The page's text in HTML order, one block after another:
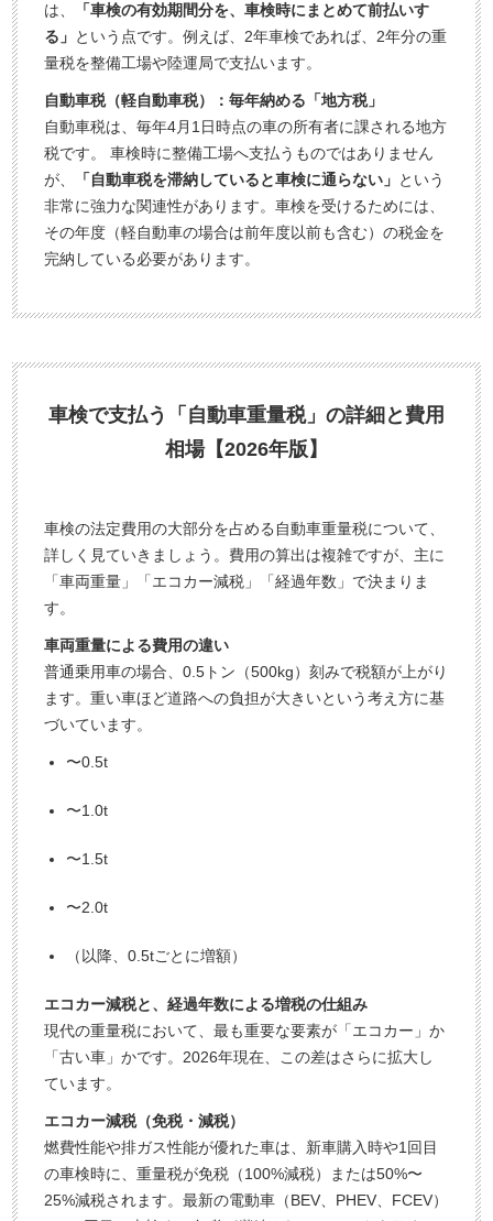
は、
「車検の有効期間分を、車検時にまとめて前払いす
る」 という点です。例えば、2年車検であれば、2年分の重
量税を整備工場や陸運局で支払います。
自動車税（軽自動車税）：毎年納める「地方税」
自動車税は、毎年4月1日時点の車の所有者に課される地方
税です。 車検時に整備工場へ支払うものではありません
が、
「自動車税を滞納していると車検に通らない」 という
非常に強力な関連性があります。車検を受けるためには、
その年度（軽自動車の場合は前年度以前も含む）の税金を
完納している必要があります。
車検で支払う「自動車重量税」の詳細と費用
相場【2026年版】
車検の法定費用の大部分を占める自動車重量税について、
詳しく見ていきましょう。費用の算出は複雑ですが、主に
「車両重量」「エコカー減税」「経過年数」で決まりま
す。
車両重量による費用の違い
普通乗用車の場合、0.5トン（500kg）刻みで税額が上がり
ます。重い車ほど道路への負担が大きいという考え方に基
づいています。
〜0.5t
〜1.0t
〜1.5t
〜2.0t
（以降、0.5tごとに増額）
エコカー減税と、経過年数による増税の仕組み
現代の重量税において、最も重要な要素が「エコカー」か
「古い車」かです。2026年現在、この差はさらに拡大し
ています。
エコカー減税（免税・減税）
燃費性能や排ガス性能が優れた車は、新車購入時や1回目
の車検時に、重量税が免税（100%減税）または50%〜
25%減税されます。最新の電動車（BEV、PHEV、FCEV）